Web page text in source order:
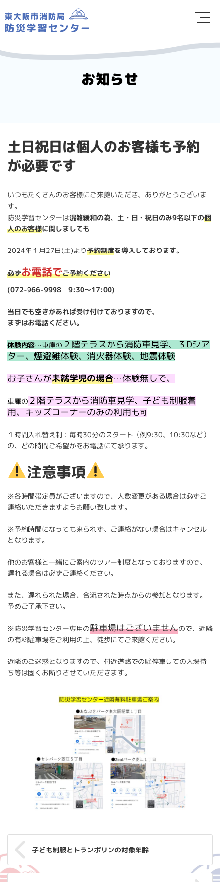
お知らせ
土日祝日は個人のお客様も予約
が必要です
いつもたくさんのお客様にご来館いただき、ありがとうございま
す。
防災学習センターは混雑緩和の為、土・日・祝日のみ9名以下の個
人のお客様に関しましても
2024年１月27日(土)より予約制度を導入しております。
必ずお電話でご予約ください
(072-966-9998 9:30～17:00)
当日でも空きがあれば受け付けておりますので、
まずはお電話ください。
体験内容…車庫の２階テラスから消防車見学、３Dシア
ター、煙避難体験、消火器体験、地震体験
お子さんが未就学児の場合…体験無しで、
車庫の２階テラスから消防車見学、子ども制服着
用、キッズコーナーのみの利用も可
１時間入れ替え制：毎時30分のスタート（例9:30、10:30など）
の、どの時間ご希望かをお電話にて承ります。
注意事項
※各時間帯定員がございますので、人数変更がある場合は必ずご
連絡いただきますようお願い致します。
※予約時間になっても来られず、ご連絡がない場合はキャンセル
となります。
他のお客様と一緒にご案内のツアー制度となっておりますので、
遅れる場合は必ずご連絡ください。
また、遅れられた場合、合流された時点からの参加となります。
予めご了承下さい。
※防災学習センター専用の駐車場はございませんので、近隣
の有料駐車場をご利用の上、徒歩にてご来館ください。
近隣のご迷惑となりますので、付近道路での駐停車しての入場待
ち等は固くお断りさせていただきます。
子ども制服とトランポリンの対象年齢